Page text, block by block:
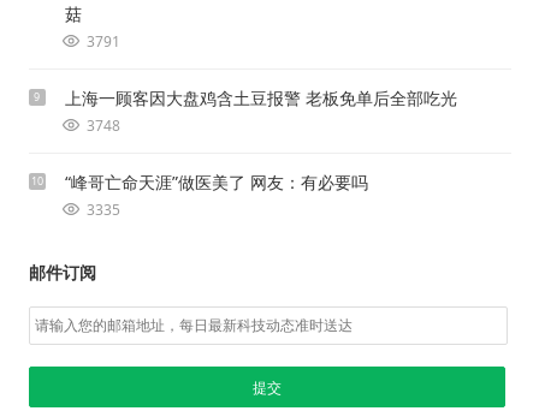
菇
3791
9 上海一顾客因大盘鸡含土豆报警 老板免单后全部吃光
3748
10 “峰哥亡命天涯”做医美了 网友：有必要吗
3335
邮件订阅